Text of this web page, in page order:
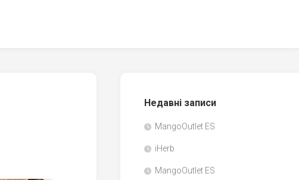
Недавні записи
MangoOutlet ES
iHerb
MangoOutlet ES